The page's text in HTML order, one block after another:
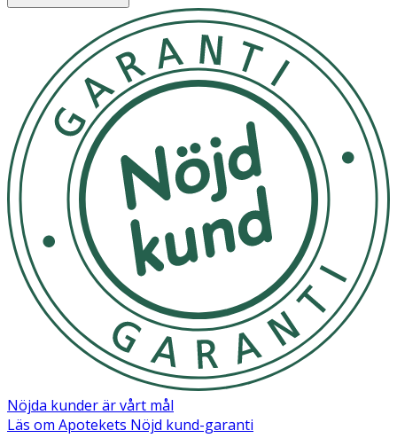
- Efemia Menstrual Cup är en återanvändningsbar
menskopp som placeras i slidan för att samla upp
mensblod.
- Använd inte längre än 12 timmar åt gången.
- Tvätta händerna noga innan du sätter in eller tar ut
koppen.
- Om koppen är skadad eller luktar illa, använd den inte.
- Om du har spiral finns det risk att spiralens snöre
fastnar i koppen och spiralen flyttar på sig. Var därför
extra uppmärksam och bryt vakuumet innan du tar ut
koppen.
Inneh
100 % silikon.
Nöjda kunder är vårt mål
Läs om Apotekets Nöjd kund-garanti